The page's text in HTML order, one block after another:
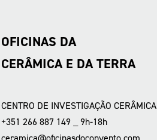
OFICINAS DA
CERÂMICA E DA TERRA
CENTRO DE INVESTIGAÇÃO CERÂMICA
+351 266 887 149 _ 9h-18h